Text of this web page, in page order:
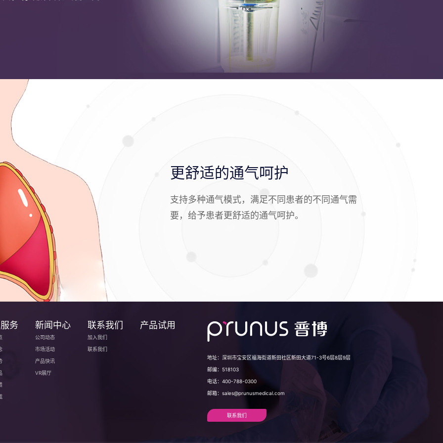
更舒适的通气呵护
支持多种通气模式，满足不同患者的不同通气需
要，给予患者更舒适的通气呵护。
务 新闻中心
公司动态
市场活动
产品快讯
VR展厅
联系我们
加入我们
联系我们
产品试用
地址： 深圳市宝安区福海街道新田社区新田大道71-3号6层8层9层
邮编： 518103
电话： 400-788-0300
邮箱： sales@prunusmedical.com
联系我们